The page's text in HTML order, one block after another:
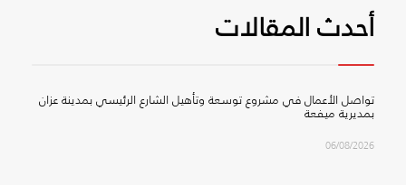
أحدث المقالات
تواصل الأعمال في مشروع توسعة وتأهيل الشارع الرئيسي بمدينة عزان
بمديرية ميفعة
06/08/2026